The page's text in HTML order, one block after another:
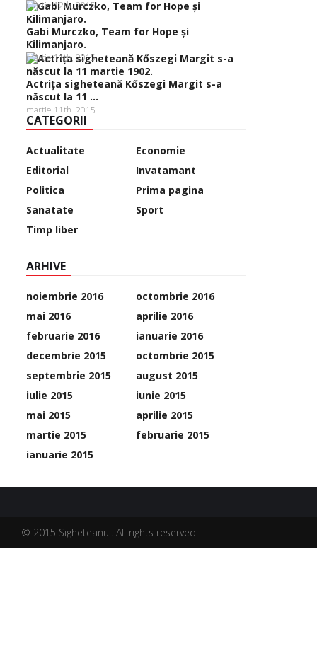
martie 12th, 2015
Gabi Murczko, Team for Hope şi
Kilimanjaro.
martie 11th, 2015
Actriţa sigheteană Kőszegi Margit s-a
născut la 11 ...
martie 11th, 2015
CATEGORII
Actualitate
Economie
Editorial
Invatamant
Politica
Prima pagina
Sanatate
Sport
Timp liber
ARHIVE
noiembrie 2016
octombrie 2016
mai 2016
aprilie 2016
februarie 2016
ianuarie 2016
decembrie 2015
octombrie 2015
septembrie 2015
august 2015
iulie 2015
iunie 2015
mai 2015
aprilie 2015
martie 2015
februarie 2015
ianuarie 2015
© 2015 Sigheteanul. All rights reserved.